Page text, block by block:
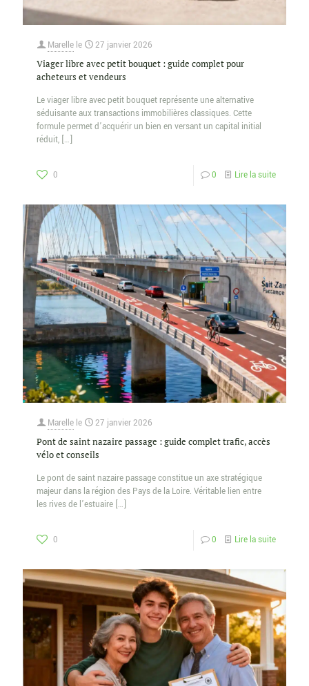
Marelle le 27 janvier 2026
Viager libre avec petit bouquet : guide complet pour
acheteurs et vendeurs
Le viager libre avec petit bouquet représente une alternative
séduisante aux transactions immobilières classiques. Cette
formule permet d’acquérir un bien en versant un capital initial
réduit, […]
0 0 Lire la suite
Marelle le 27 janvier 2026
Pont de saint nazaire passage : guide complet trafic, accès
vélo et conseils
Le pont de saint nazaire passage constitue un axe stratégique
majeur dans la région des Pays de la Loire. Véritable lien entre
les rives de l’estuaire […]
0 0 Lire la suite